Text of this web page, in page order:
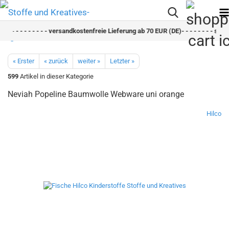
- - - - - - - - versandkostenfreie Lieferung ab 70 EUR (DE)- - - - - - - -
« Erster « zurück weiter »
Letzter »
599 Artikel in dieser Kategorie
Neviah Popeline Baumwolle Webware uni orange
Hilco